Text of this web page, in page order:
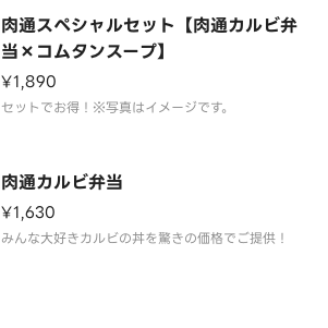
肉通スペシャルセット【肉通カルビ弁
当×コムタンスープ】
¥1,890
セットでお得！※写真はイメージです。
肉通カルビ弁当
¥1,630
みんな大好きカルビの丼を驚きの価格でご提供！